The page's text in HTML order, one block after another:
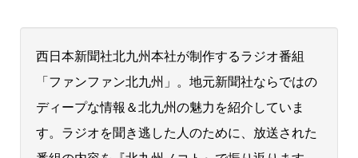
西日本新聞社北九州本社が制作するラジオ番組
「ファンファン北九州」。地元新聞社ならではの
ディープな情報＆北九州の魅力を紹介していま
す。ラジオを聞き逃した人のために、放送された